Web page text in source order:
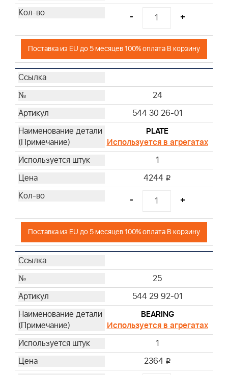
- +
Поставка из EU до 5 месяцев 100% оплата В корзину
24
544 30 26-01
PLATE
Используется в агрегатах
1
4244 i
- +
Поставка из EU до 5 месяцев 100% оплата В корзину
25
544 29 92-01
BEARING
Используется в агрегатах
1
2364 i